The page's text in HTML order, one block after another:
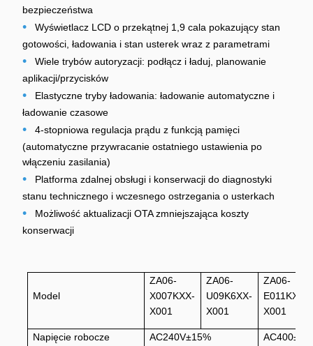
bezpieczeństwa
•
Wyświetlacz LCD o przekątnej 1,9 cala pokazujący stan
gotowości, ładowania i stan usterek wraz z parametrami
•
Wiele trybów autoryzacji: podłącz i ładuj, planowanie
aplikacji/przycisków
•
Elastyczne tryby ładowania: ładowanie automatyczne i
ładowanie czasowe
•
4-stopniowa regulacja prądu z funkcją pamięci
(automatyczne przywracanie ostatniego ustawienia po
włączeniu zasilania)
•
Platforma zdalnej obsługi i konserwacji do diagnostyki
stanu technicznego i wczesnego ostrzegania o usterkach
•
Możliwość aktualizacji OTA zmniejszająca koszty
konserwacji
Model
ZA06-
X007KXX-
X001
ZA06-
U09K6XX-
X001
ZA06-
E011KXX-
X001
Napięcie robocze AC240V±15%